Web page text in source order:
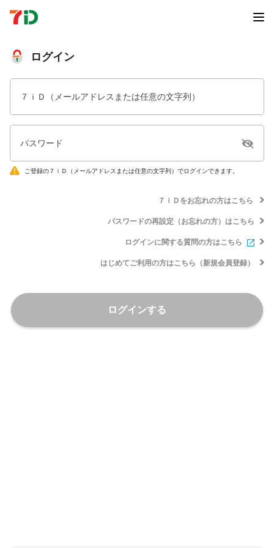
ログイン
７ｉＤ（メールアドレスまたは任意の文字列）
パスワード
ご登録の７ｉＤ（メールアドレスまたは任意の文字列）でログインできます。
７ｉＤをお忘れの方はこちら
パスワードの再設定（お忘れの方）はこちら
ログインに関する質問の方はこちら
はじめてご利用の方はこちら（新規会員登録）
ログインする